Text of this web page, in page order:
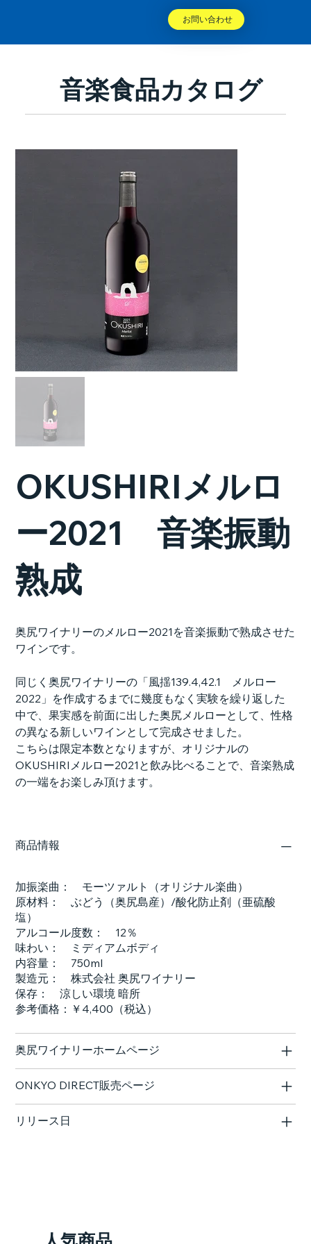
お問い合わせ
OKUSHIRIメルロ
ー2021 音楽振動
熟成
奥尻ワイナリーのメルロー2021を音楽振動で熟成させた
ワインです。
同じく奥尻ワイナリーの「風揺139.4,42.1 メルロー
2022」を作成するまでに幾度もなく実験を繰り返した
中で、果実感を前面に出した奥尻メルローとして、性格
の異なる新しいワインとして完成させました。
こちらは限定本数となりますが、オリジナルの
OKUSHIRIメルロー2021と飲み比べることで、音楽熟成
の一端をお楽しみ頂けます。
商品情報
加振楽曲： モーツァルト（オリジナル楽曲）
原材料： ぶどう（奥尻島産）/酸化防止剤（亜硫酸
塩）
アルコール度数： 12％
味わい： ミディアムボディ
内容量： 750ml
製造元： 株式会社 奥尻ワイナリー
保存： 涼しい環境 暗所
参考価格：￥4,400（税込）
奥尻ワイナリーホームページ
ONKYO DIRECT販売ページ
リリース日
音楽食品カタログ